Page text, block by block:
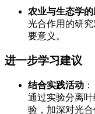
农业与生态学
光合作用的研
要意义。
进一步学习建议
结合实践活动 ：
通过实验分离
验，加深对光合